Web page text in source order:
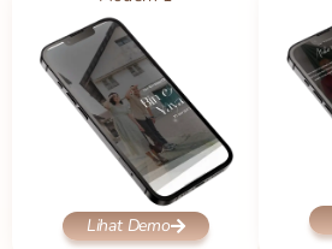
Lihat Demo